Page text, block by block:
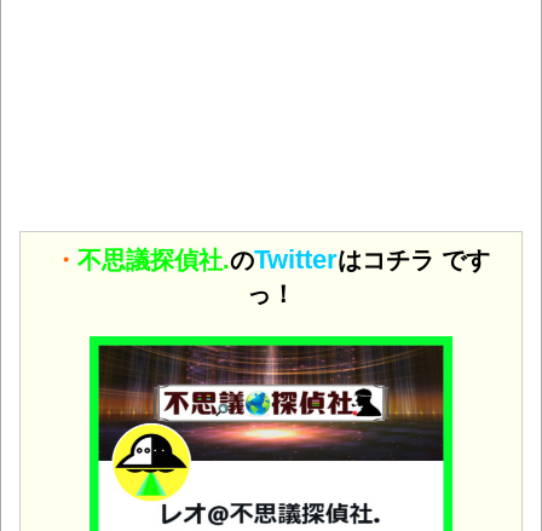
・ 不思議探偵社.のTwitterはコチラ です
っ！